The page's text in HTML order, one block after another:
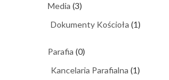
Media (3)
Dokumenty Kościoła (1)
Parafia (0)
Kancelaria Parafialna (1)